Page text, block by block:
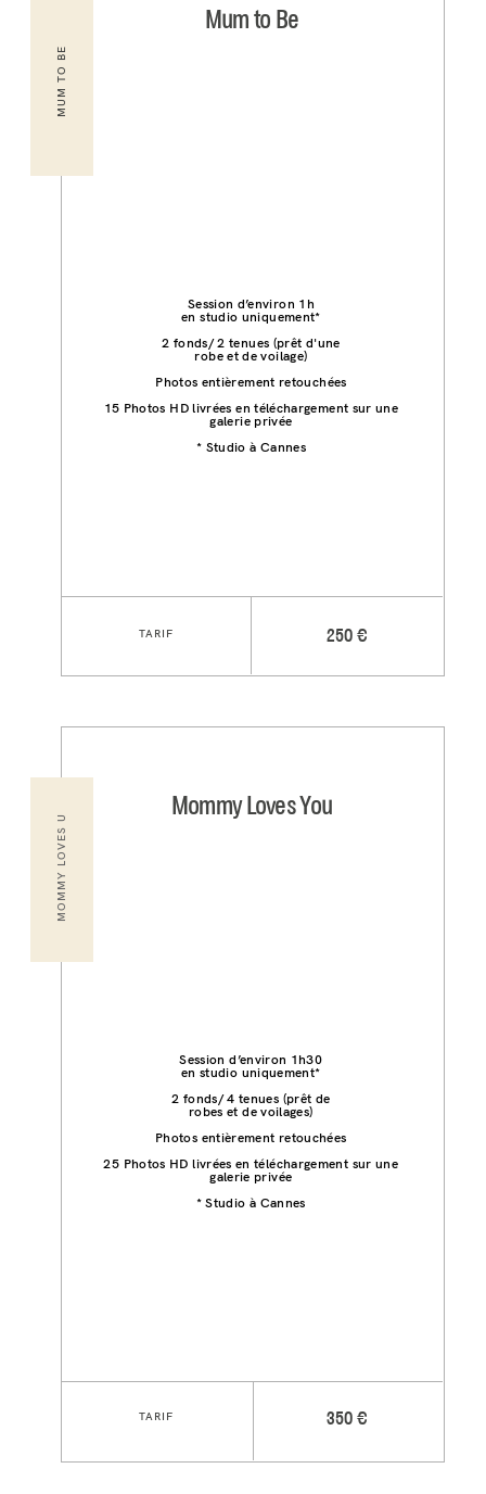
Mommy Loves You
Mum to Be
MOMMY LOVES U
MUM TO BE
Session d’environ 1h
en studio uniquement*
2 fonds/ 2 tenues (prêt d'une
robe et de voilage)
Photos entièrement retouchées
15 Photos HD livrées en téléchargement sur une
galerie privée
* Studio à Cannes
Session d’environ 1h30
en studio uniquement*
2 fonds/ 4 tenues (prêt de
robes et de voilages)
Photos entièrement retouchées
25 Photos HD livrées en téléchargement sur une
galerie privée
* Studio à Cannes
350 €
250 €
TARIF
TARIF